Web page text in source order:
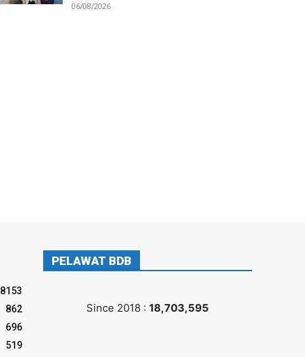
06/08/2026
8153
862
696
519
PELAWAT BDB
Since 2018 : 18,703,595